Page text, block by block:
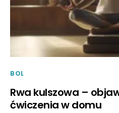
BOL
Rwa kulszowa –
ćwiczenia w domu